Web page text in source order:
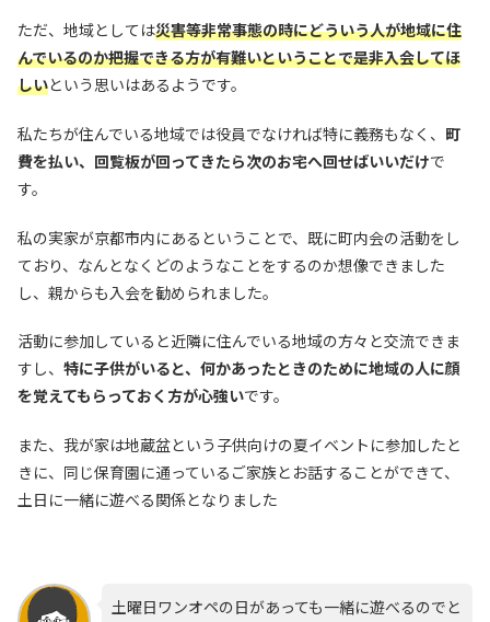
ただ、地域としては災害等非常事態の時にどういう人が地域に住
んでいるのか把握できる方が有難いということで是非入会してほ
しいという思いはあるようです。
私たちが住んでいる地域では役員でなければ特に義務もなく、 町
費を払い、回覧板が回ってきたら次のお宅へ回せばいいだけで
す。
私の実家が京都市内にあるということで、既に町内会の活動をし
ており、なんとなくどのようなことをするのか想像できました
し、親からも入会を勧められました。
活動に参加していると近隣に住んでいる地域の方々と交流できま
すし、 特に子供がいると、何かあったときのために地域の人に顔
を覚えてもらっておく方が心強いです。
また、我が家は地蔵盆という子供向けの夏イベントに参加したと
きに、同じ保育園に通っているご家族とお話することができて、
土日に一緒に遊べる関係となりました
土曜日ワンオペの日があっても一緒に遊べるのでと